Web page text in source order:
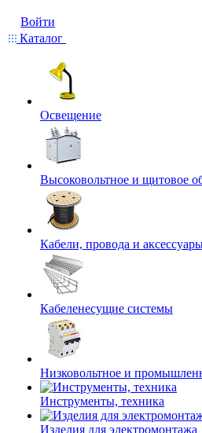
Войти
Каталог
Освещение
Высоковольтное и щитовое
Кабели, провода и
Кабеленесущие системы
Низковольтное и
Инструменты, техника
Изделия для электромонтажа